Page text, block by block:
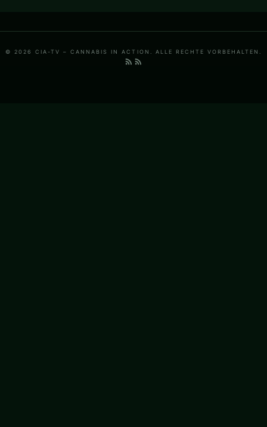
© 2026 CIA-TV – CANNABIS IN ACTION. ALLE RECHTE VORBEHALTEN.